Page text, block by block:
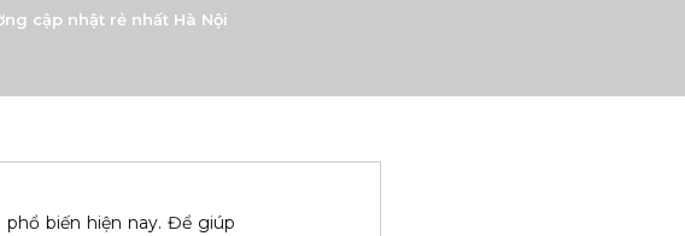
cập nhật rẻ nhất Hà Nội
biến hiện nay. Để giúp